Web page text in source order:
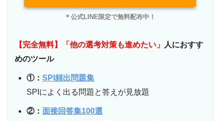
＊公式LINE限定で無料配布中！
【完全無料】「他の選考対策も進めたい」
人におすす
めのツール
①： SPI頻出問題集
SPIによく出る問題と答えが見放題
②： 面接回答集100選